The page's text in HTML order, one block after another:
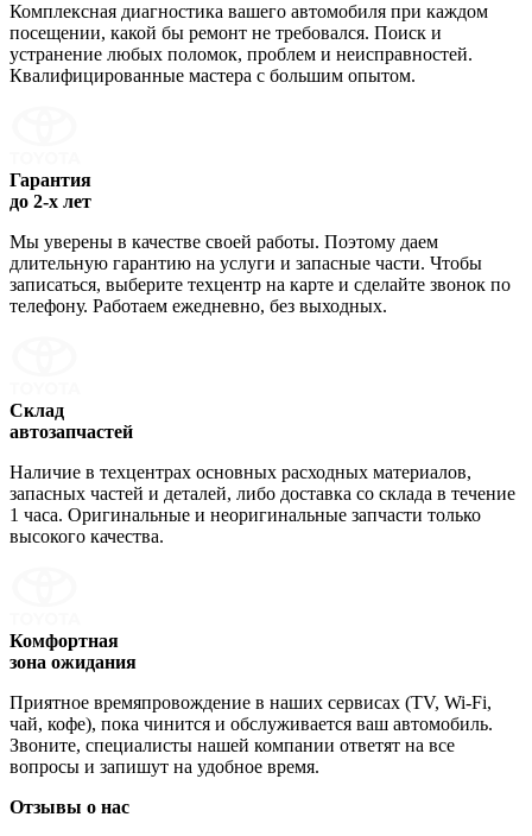
Комплексная диагностика вашего автомобиля при каждом
посещении, какой бы ремонт не требовался. Поиск и
устранение любых поломок, проблем и неисправностей.
Квалифицированные мастера с большим опытом.
Гарантия
до 2-х лет
Мы уверены в качестве своей работы. Поэтому даем
длительную гарантию на услуги и запасные части. Чтобы
записаться, выберите техцентр на карте и сделайте звонок по
телефону. Работаем ежедневно, без выходных.
Склад
автозапчастей
Наличие в техцентрах основных расходных материалов,
запасных частей и деталей, либо доставка со склада в течение
1 часа. Оригинальные и неоригинальные запчасти только
высокого качества.
Комфортная
зона ожидания
Приятное времяпровождение в наших сервисах (TV, Wi-Fi,
чай, кофе), пока чинится и обслуживается ваш автомобиль.
Звоните, специалисты нашей компании ответят на все
вопросы и запишут на удобное время.
Отзывы о нас